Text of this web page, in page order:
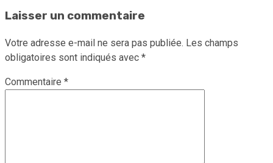
Laisser un commentaire
Votre adresse e-mail ne sera pas publiée. Les champs
obligatoires sont indiqués avec *
Commentaire *